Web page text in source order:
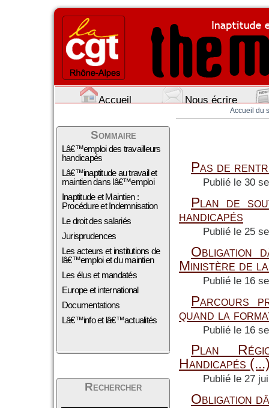
Accueil Nous écrire
Accueil du
Sommaire
Lâ€™emploi des travailleurs
handicapés
Lâ€™inaptitude au travail et
maintien dans lâ€™emploi
Inaptitude et Maintien :
Procédure et Indemnisation
Le droit des salariés
Jurisprudences
Les acteurs et institutions de
lâ€™emploi et du maintien
Les élus et mandatés
Europe et international
Documentations
Lâ€™info et lâ€™actualités
Rechercher
Pas de
Publié le 30
Plan de
handicapés
Publié le 25
Obligation
Ministère de
Publié le 16
Parcours
quand la
Publié le 16
Plan
Handicapés
Publié le 27
Obligation